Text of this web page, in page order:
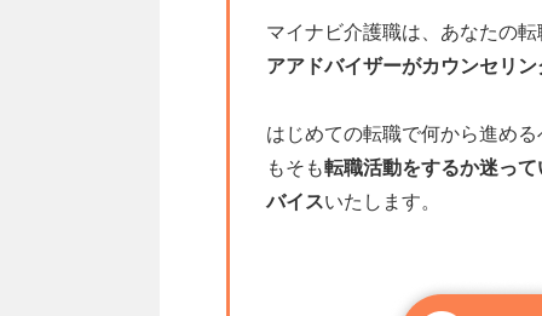
マイナビ介護職は、あなたの
アアドバイザーがカウンセリン
はじめての転職で何から進め
もそも転職活動をするか迷っ
バイスいたします。